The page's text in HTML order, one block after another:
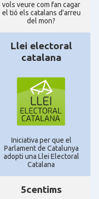
vols veure com fan cagar
el tió els catalans d'arreu
del mon?
Llei electoral
catalana
Iniciativa per que el
Parlament de Catalunya
adopti una Llei Electoral
Catalana
5centims